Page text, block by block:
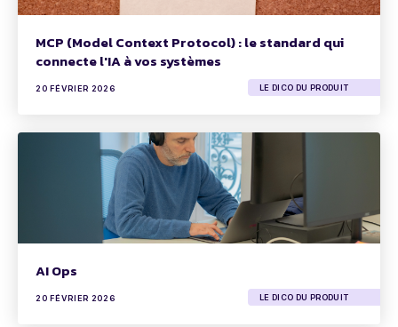
MCP (Model Context Protocol) : le standard qui
connecte l'IA à vos systèmes
20 FÉVRIER 2026 LE DICO DU PRODUIT
AI Ops
20 FÉVRIER 2026 LE DICO DU PRODUIT